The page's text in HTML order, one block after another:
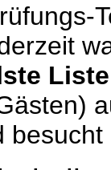
Liste